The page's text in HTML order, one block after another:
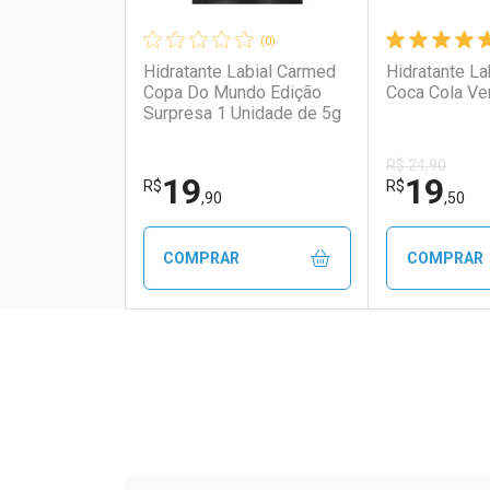
(0)
Hidratante Labial Carmed
Copa Do Mundo Edição
Surpresa 1 Unidade de 5g
R$19,90
COMPRAR
Hidratante
Coca Cola
R$ 24,90
R$19,50
COMPRAR